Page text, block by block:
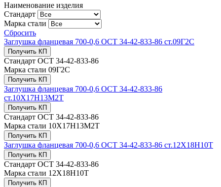
Наименование изделия
Стандарт
Марка стали
Сбросить
Заглушка фланцевая 700-0,6 ОСТ 34-42-833-86 ст.09Г2С
Получить КП
Стандарт ОСТ 34-42-833-86
Марка стали 09Г2С
Получить КП
Заглушка фланцевая 700-0,6 ОСТ 34-42-833-86
ст.10Х17Н13М2Т
Получить КП
Стандарт ОСТ 34-42-833-86
Марка стали 10Х17Н13М2Т
Получить КП
Заглушка фланцевая 700-0,6 ОСТ 34-42-833-86 ст.12Х18Н10Т
Получить КП
Стандарт ОСТ 34-42-833-86
Марка стали 12Х18Н10Т
Получить КП